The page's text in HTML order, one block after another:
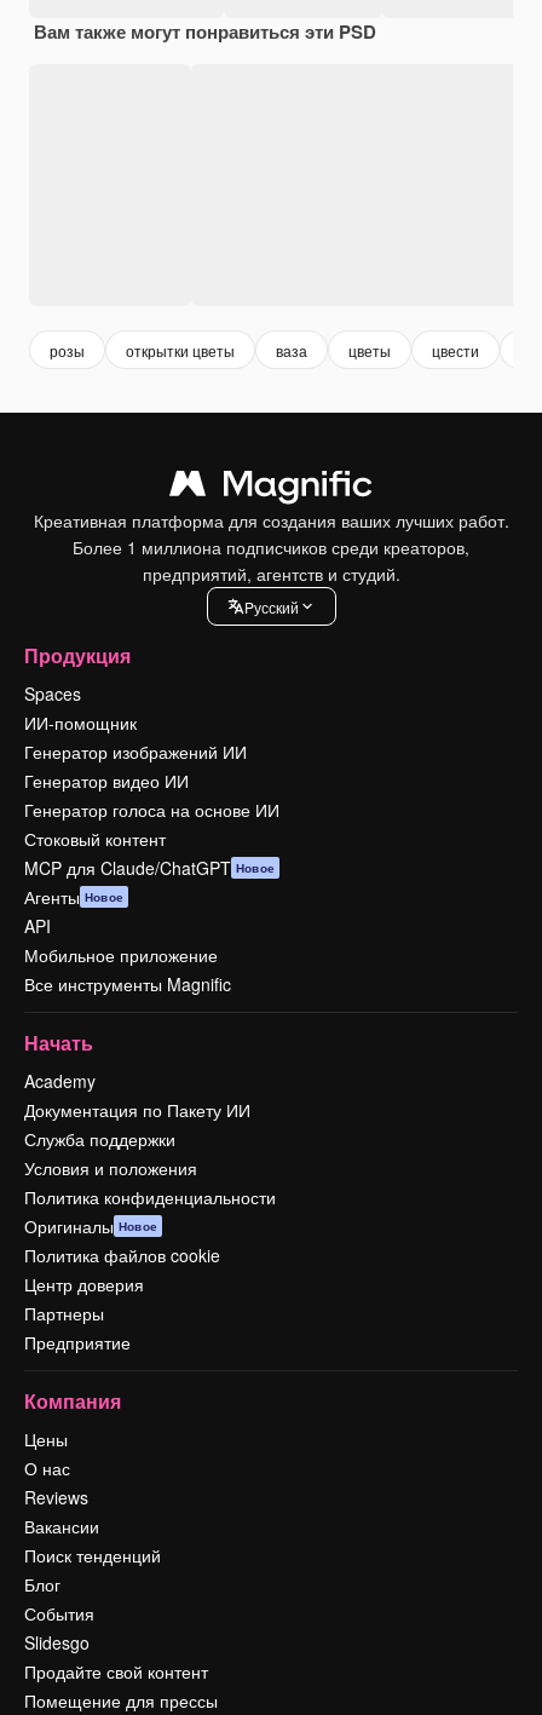
Вам также могут понравиться эти PSD
розы открытки цветы ваза цветы цвести
Креативная платформа для создания ваших лучших работ.
Более 1 миллиона подписчиков среди креаторов,
предприятий, агентств и студий.
Pусский
Продукция
Spaces
ИИ-помощник
Генератор изображений ИИ
Генератор видео ИИ
Генератор голоса на основе ИИ
Стоковый контент
MCP для Claude/ChatGPT Новое
Агенты Новое
API
Мобильное приложение
Все инструменты Magnific
Начать
Academy
Документация по Пакету ИИ
Служба поддержки
Условия и положения
Политика конфиденциальности
Оригиналы Новое
Политика файлов cookie
Центр доверия
Партнеры
Предприятие
Компания
Цены
О нас
Reviews
Вакансии
Поиск тенденций
Блог
События
Slidesgo
Продайте свой контент
Помещение для прессы